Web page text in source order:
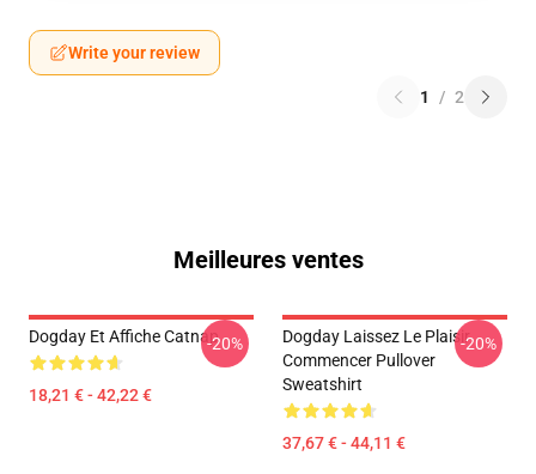
Write your review
1 / 2
Meilleures ventes
Dogday Et Affiche Catnap
18,21 € - 42,22 €
-20%
Dogday Laissez Le Plaisir
Commencer Pullover
Sweatshirt
37,67 € - 44,11 €
-20%